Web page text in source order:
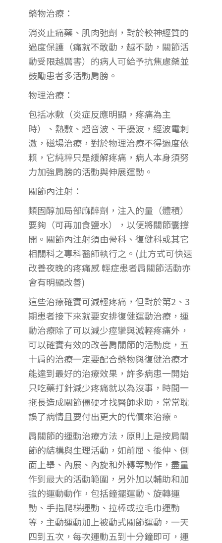
藥物治療：
消炎止痛藥、肌肉弛劑，對於較神經質的
過度保護（痛就不敢動，越不動，關節活
動受限越厲害）的病人可給予抗焦慮藥並
鼓勵患者多活動肩膀。
物理治療：
包括冰敷（炎症反應明顯，疼痛為主
時）、熱敷、超音波、干擾波，經波電刺
激，磁場治療，對於物理治療不得過度依
賴，它純粹只是緩解疼痛，病人本身須努
力加強肩膀的活動與伸展運動。
關節內注射：
類固醇加局部麻醉劑，注入的量（體積）
要夠（可再加食鹽水），以便將關節囊撐
開。關節內注射須由骨科、復健科或其它
相關科之專科醫師執行之。(此方式可快速
改善夜晚的疼痛感 輕症患者肩關節活動亦
會有明顯改善)
這些治療確實可減輕疼痛，但對於第2、3
期患者接下來就要安排復健運動治療，運
動治療除了可以減少痙攣與減輕疼痛外，
可以確實有效的改善肩關節的活動度，五
十肩的治療一定要配合藥物與復健治療才
能達到最好的治療效果，許多病患一開始
只吃藥打針減少疼痛就以為沒事，時間一
拖長造成關節僵硬才找醫師求助，常常耽
誤了病情且要付出更大的代價來治療。
肩關節的運動治療方法，原則上是按肩關
節的結構與生理活動，如前屈、後伸、側
面上舉、內展、內旋和外轉等動作，盡量
作到最大的活動範圍，另外加以輔助和加
強的運動動作，包括鐘擺運動、旋轉運
動、手指爬梯運動、拉棒或拉毛巾運動
等，主動運動加上被動式關節運動，一天
四到五次，每次運動五到十分鐘即可，運